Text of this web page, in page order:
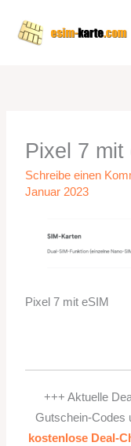
Inhalt
Pixel 7 mit
Schreibe einen
Januar 2023
Pixel 7 mit eSIM
+++ Aktuelle
Gutschein-Codes
kostenlose Deal-